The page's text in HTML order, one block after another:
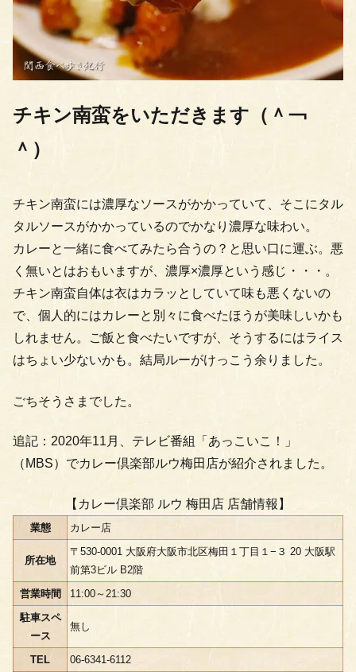
チキン南蛮をいただきます（＾￢
＾）
チキン南蛮には濃厚なソースがかかっていて、そこにタル
タルソースがかかっているのでかなり濃厚な味わい。
カレーと一緒に食べてみたら合うの？と思い口に運ぶ。悪
く無いとはおもいますが、濃厚×濃厚という感じ・・・。
チキン南蛮自体は衣はカラッとしていて味も悪くないの
で、個人的にはカレーと別々に食べたほうが美味しいかも
しれません。ご飯と食べたいですが、そうするにはライス
はちょい少ないかも。結局ルーがけっこう余りました。
ごちそうさまでした。
追記：2020年11月、テレビ番組「あっこいこ！」
（MBS）でカレー倶楽部ルウ梅田店が紹介されました。
【カレー倶楽部 ルウ 梅田店 店舗情報】
業態 カレー店
所在地
〒530-0001 大阪府大阪市北区梅田１丁目１−３ 20 大阪駅
前第3ビル B2階
営業時間
11:00～21:30
駐車スペ
ース
無し
TEL
06-6341-6112